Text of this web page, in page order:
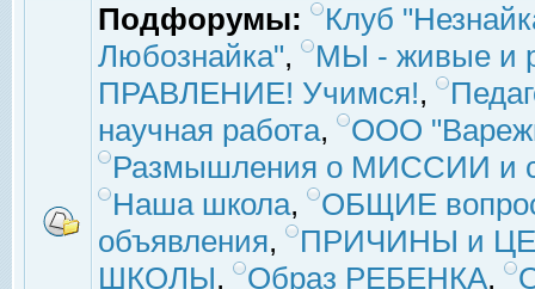
Подфорумы:
Клуб
Любознайка",
МЫ - живые и
ПРАВЛЕНИЕ! Учимся!,
научная работа,
ООО
Размышления о МИССИИ и
Наша школа,
ОБЩИЕ
объявления,
ПРИЧИНЫ и
ШКОЛЫ, Образ РЕБЕНКА,